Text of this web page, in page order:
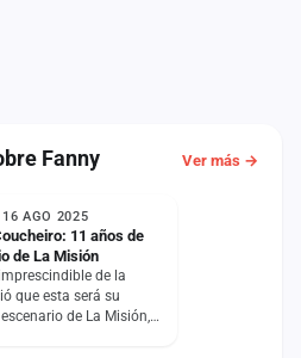
Fanny Ver más →
16 AGO 2025
11 años de
de La Misión
de la
que esta será su
de La Misión,